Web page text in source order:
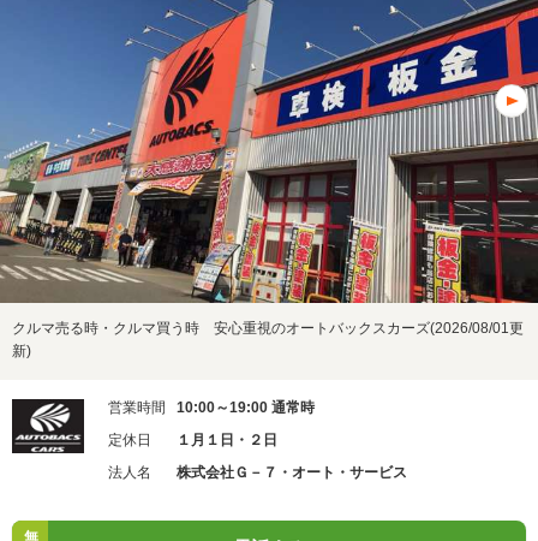
クルマ売る時・クルマ買う時 安心重視のオートバックスカーズ(2026/08/01更
新)
営業時間
10:00～19:00 通常時
定休日
１月１日・２日
法人名
株式会社Ｇ－７・オート・サービス
無